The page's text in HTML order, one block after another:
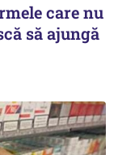
care nu
să ajungă